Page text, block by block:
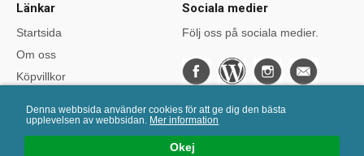
Okej
Denna webbsida använder cookies för att ge dig den bästa
upplevelsen av webbsidan. Mer information
Länkar
Startsida
Om oss
Köpvillkor
Kurser
Sociala medier
Följ oss på sociala medier.